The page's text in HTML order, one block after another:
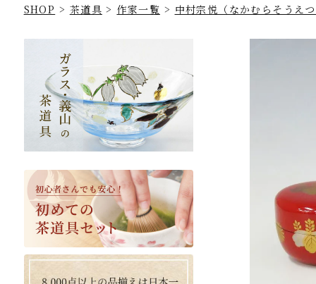
SHOP 茶道具 作家一覧 中村宗悦（なかむらそうえ